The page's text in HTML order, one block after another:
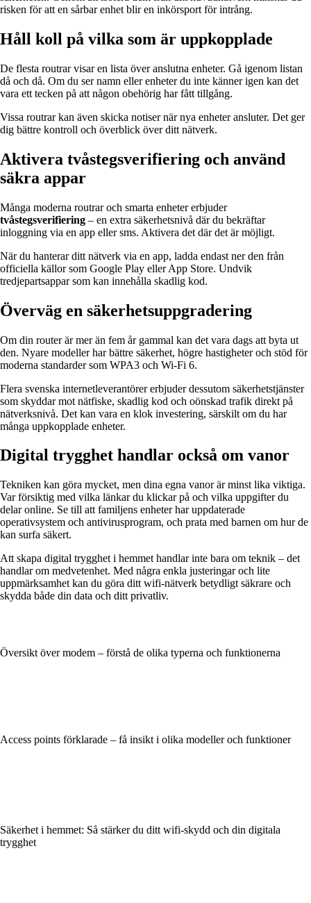
risken för att en sårbar enhet blir en inkörsport för intrång.
Håll koll på vilka som är uppkopplade
De flesta routrar visar en lista över anslutna enheter. Gå igenom listan
då och då. Om du ser namn eller enheter du inte känner igen kan det
vara ett tecken på att någon obehörig har fått tillgång.
Vissa routrar kan även skicka notiser när nya enheter ansluter. Det ger
dig bättre kontroll och överblick över ditt nätverk.
Aktivera tvåstegsverifiering och använd
säkra appar
Många moderna routrar och smarta enheter erbjuder
tvåstegsverifiering – en extra säkerhetsnivå där du bekräftar
inloggning via en app eller sms. Aktivera det där det är möjligt.
När du hanterar ditt nätverk via en app, ladda endast ner den från
officiella källor som Google Play eller App Store. Undvik
tredjepartsappar som kan innehålla skadlig kod.
Överväg en säkerhetsuppgradering
Om din router är mer än fem år gammal kan det vara dags att byta ut
den. Nyare modeller har bättre säkerhet, högre hastigheter och stöd för
moderna standarder som WPA3 och Wi-Fi 6.
Flera svenska internetleverantörer erbjuder dessutom säkerhetstjänster
som skyddar mot nätfiske, skadlig kod och oönskad trafik direkt på
nätverksnivå. Det kan vara en klok investering, särskilt om du har
många uppkopplade enheter.
Digital trygghet handlar också om vanor
Tekniken kan göra mycket, men dina egna vanor är minst lika viktiga.
Var försiktig med vilka länkar du klickar på och vilka uppgifter du
delar online. Se till att familjens enheter har uppdaterade
operativsystem och antivirusprogram, och prata med barnen om hur de
kan surfa säkert.
Att skapa digital trygghet i hemmet handlar inte bara om teknik – det
handlar om medvetenhet. Med några enkla justeringar och lite
uppmärksamhet kan du göra ditt wifi-nätverk betydligt säkrare och
skydda både din data och ditt privatliv.
Översikt över modem – förstå de olika typerna och funktionerna
Access points förklarade – få insikt i olika modeller och funktioner
Säkerhet i hemmet: Så stärker du ditt wifi-skydd och din digitala
trygghet